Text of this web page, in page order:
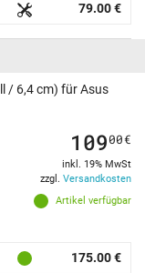
79.00 €
/ 6,4 cm) für Asus
Artikel verfügbar
10900€
inkl. 19% MwSt
zzgl. Versandkosten
175.00 €